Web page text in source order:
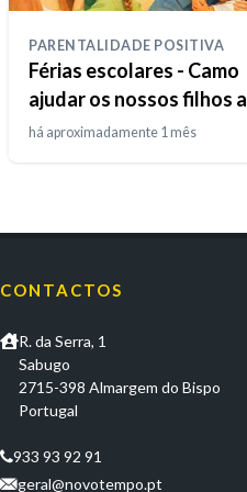
PARENTALIDADE POSITIVA
Férias escolares - Camo
ajudar os nossos filhos a
crescer
há aproximadamente 1 mês
CONTACTOS
R. da Serra, 1
Sabugo
2715-398 Almargem do Bispo
Portugal
933 93 92 91
geral@novotempo.pt